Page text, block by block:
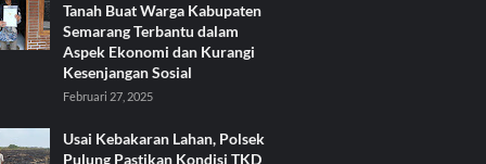
Tanah Buat Warga Kabupaten
Semarang Terbantu dalam
Aspek Ekonomi dan Kurangi
Kesenjangan Sosial
Februari 27, 2025
Usai Kebakaran Lahan, Polsek
Pulung Pastikan Kondisi TKD